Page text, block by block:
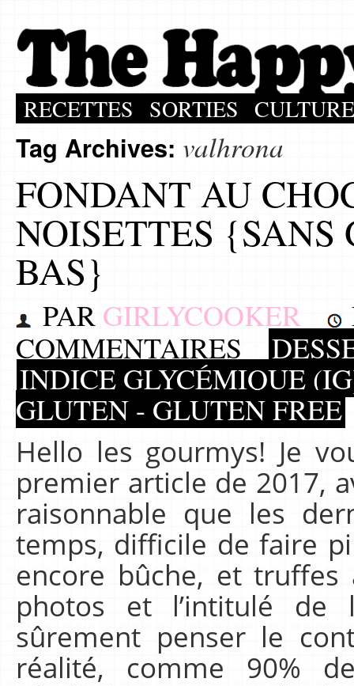
RECETTES SORTIES CULTURE
Tag Archives: valhrona
FONDANT AU
NOISETTES
BAS}
PAR GIRLYCOOKER
COMMENTAIRES
INDICE GLYCÉMIQUE
GLUTEN - GLUTEN FREE
Hello les gourmys! Je
premier article de 2017,
raisonnable que les
temps, difficile de faire
encore bûche, et
photos et l’intitulé de
sûrement penser le
réalité, comme 90%